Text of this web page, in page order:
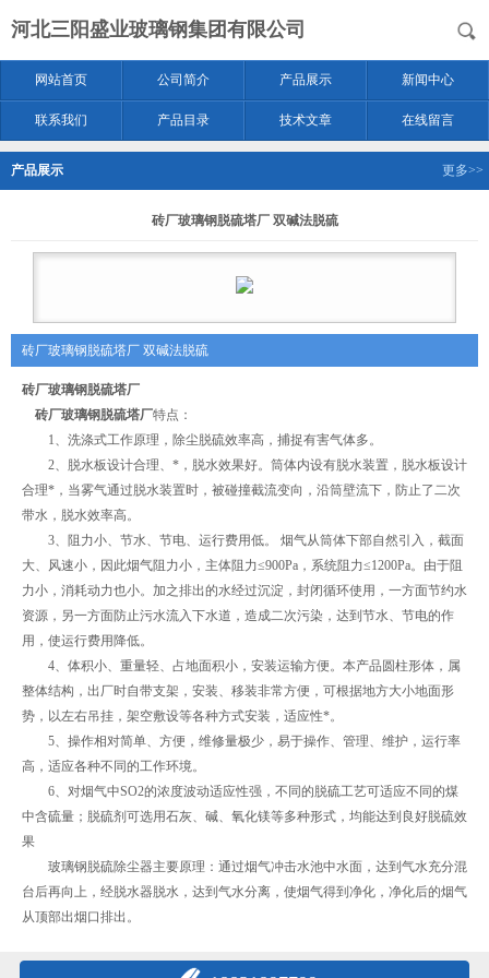
河北三阳盛业玻璃钢集团有限公司
网站首页 公司简介 产品展示 新闻中心
联系我们 产品目录 技术文章 在线留言
产品展示 更多>>
砖厂玻璃钢脱硫塔厂 双碱法脱硫
砖厂玻璃钢脱硫塔厂 双碱法脱硫
砖厂玻璃钢脱硫塔厂
砖厂玻璃钢脱硫塔厂特点：
1、洗涤式工作原理，除尘脱硫效率高，捕捉有害气体多。
2、脱水板设计合理、*，脱水效果好。筒体内设有脱水装置，脱水板设计
合理*，当雾气通过脱水装置时，被碰撞截流变向，沿筒壁流下，防止了二次
带水，脱水效率高。
3、阻力小、节水、节电、运行费用低。 烟气从筒体下部自然引入，截面
大、风速小，因此烟气阻力小，主体阻力≤900Pa，系统阻力≤1200Pa。由于阻
力小，消耗动力也小。加之排出的水经过沉淀，封闭循环使用，一方面节约水
资源，另一方面防止污水流入下水道，造成二次污染，达到节水、节电的作
用，使运行费用降低。
4、体积小、重量轻、占地面积小，安装运输方便。本产品圆柱形体，属
整体结构，出厂时自带支架，安装、移装非常方便，可根据地方大小地面形
势，以左右吊挂，架空敷设等各种方式安装，适应性*。
5、操作相对简单、方便，维修量极少，易于操作、管理、维护，运行率
高，适应各种不同的工作环境。
6、对烟气中SO2的浓度波动适应性强，不同的脱硫工艺可适应不同的煤
中含硫量；脱硫剂可选用石灰、碱、氧化镁等多种形式，均能达到良好脱硫效
果
玻璃钢脱硫除尘器主要原理：通过烟气冲击水池中水面，达到气水充分混
台后再向上，经脱水器脱水，达到气水分离，使烟气得到净化，净化后的烟气
从顶部出烟口排出。